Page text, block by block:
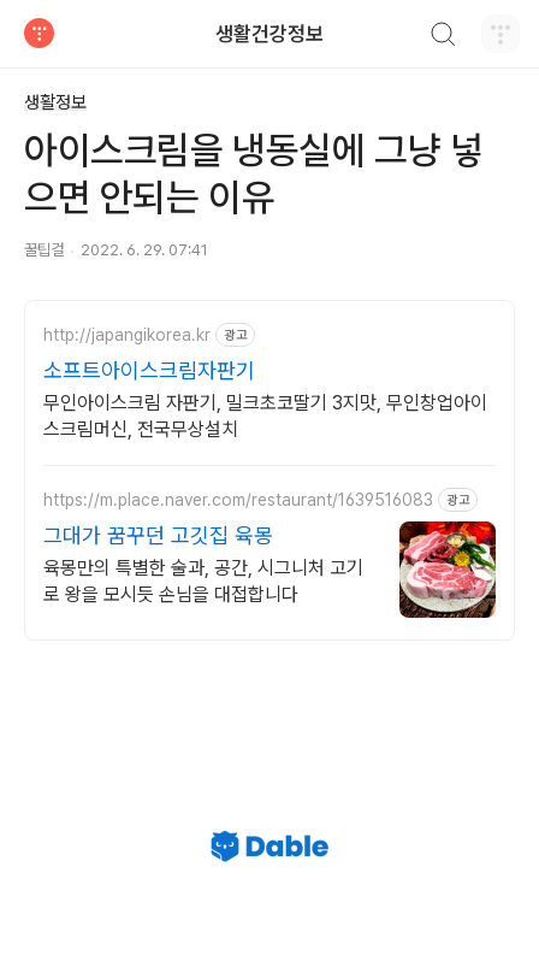
생활건강정보
생활정보
아이스크림을 냉동실에 그냥 넣
으면 안되는 이유
꿀팁걸 2022. 6. 29. 07:41
http://japangikorea.kr 광고
소프트아이스크림자판기
무인아이스크림 자판기, 밀크초코딸기 3지맛, 무인창업아이
스크림머신, 전국무상설치
https://m.place.naver.com/restaurant/1639516083 광고
그대가 꿈꾸던 고깃집 육몽
육몽만의 특별한 술과, 공간, 시그니처 고기
로 왕을 모시듯 손님을 대접합니다